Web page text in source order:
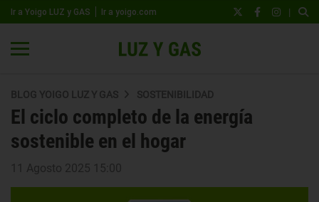
Ir a Yoigo LUZ y GAS Ir a yoigo.com |
BLOG YOIGO LUZ Y GAS SOSTENIBILIDAD
El ciclo completo de la energía
sostenible en el hogar
11 Agosto 2025 15:00